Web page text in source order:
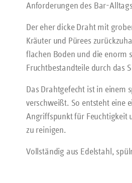
Anforderungen des Bar-
Der eher dicke Draht mit
Kräuter und Pürees
flachen Boden und die enorm
Fruchtbestandteile durch das
Das Drahtgefecht ist in einem
verschweißt. So entsteht eine
Angriffspunkt für Feuchtigkeit
zu reinigen.
Vollständig aus Edelstahl,